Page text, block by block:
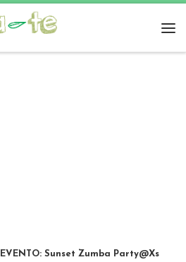
EVENTO: Sunset Zumba Party@Xs